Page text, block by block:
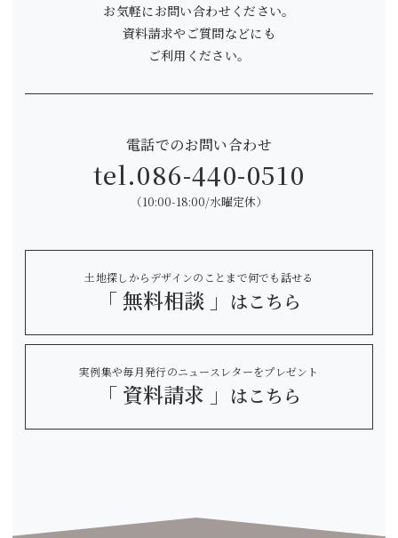
お気軽にお問い合わせください。
資料請求やご質問などにも
ご利用ください。
電話でのお問い合わせ
tel.086-440-0510
（10:00-18:00/水曜定休）
土地探しからデザインのことまで何でも話せる
「 無料相談 」 はこちら
実例集や毎月発行のニュースレターをプレゼント
「 資料請求 」 はこちら